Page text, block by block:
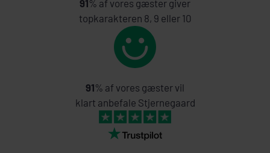
91% af vores gæster giver
topkarakteren 8, 9 eller 10
91% af vores gæster vil
klart anbefale Stjernegaard